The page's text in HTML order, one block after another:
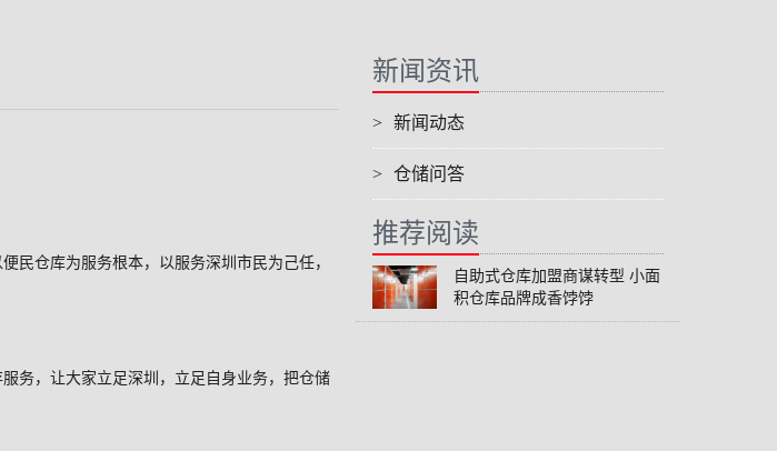
民仓库为服务根本，以服务深圳市民为己任，
务，让大家立足深圳，立足自身业务，把仓储
新闻资讯
> 新闻动态
> 仓储问答
推荐阅读
自助式仓库加盟商谋转型 小面
积仓库品牌成香饽饽